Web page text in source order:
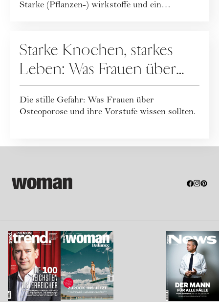
Starke (Pflanzen-) wirkstoffe und ein
Starke Knochen, starkes
Leben: Was Frauen über
Osteoporose wissen
sollten
Die stille Gefahr: Was Frauen über
Osteoporose und ihre Vorstufe wissen sollten.